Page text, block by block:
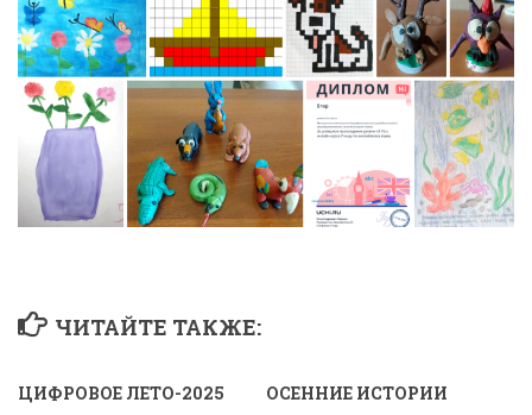
ЧИТАЙТЕ ТАКЖЕ:
ЦИФРОВОЕ ЛЕТО-2025 ОСЕННИЕ ИСТОРИИ